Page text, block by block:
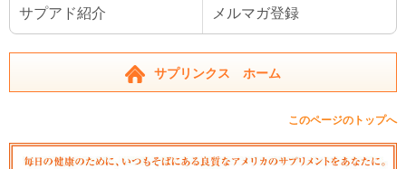
サプアド紹介 メルマガ登録
サプリンクス ホーム
このページのトップへ